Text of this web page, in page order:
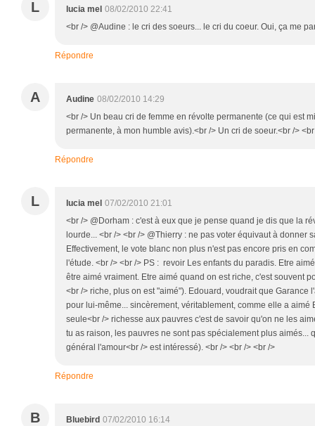
L lucia mel 08/02/2010 22:41
<br /> @Audine : le cri des soeurs... le cri du coeur. Oui, ça me
Répondre
A Audine 08/02/2010 14:29
<br /> Un beau cri de femme en révolte permanente (ce qui est
permanente, à mon humble avis).<br /> Un cri de soeur.<br />
Répondre
L lucia mel 07/02/2010 21:01
<br /> @Dorham : c'est à eux que je pense quand je dis que la
lourde... <br /> <br /> @Thierry : ne pas voter équivaut à donner
Effectivement, le vote blanc non plus n'est pas encore pris en
l'étude. <br /> <br /> PS : revoir Les enfants du paradis. Etre
être aimé vraiment. Etre aimé quand on est riche, c'est souvent
<br /> riche, plus on est "aimé"). Edouard, voudrait que Garance
pour lui-même... sincèrement, véritablement, comme elle a aimé
seule<br /> richesse aux pauvres c'est de savoir qu'on ne les
tu as raison, les pauvres ne sont pas spécialement plus aimés...
général l'amour<br /> est intéressé). <br /> <br /> <br />
Répondre
B Bluebird 07/02/2010 16:14